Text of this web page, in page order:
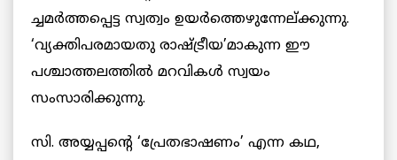
ച്ചമര്‍ത്തപ്പെട്ട സ്വത്വം ഉയര്‍ത്തെഴുന്നേല്ക്കുന്നു.
‘വ്യക്തിപരമായതു രാഷ്ട്രീയ’മാകുന്ന ഈ
പശ്ചാത്തലത്തില്‍ മറവികള്‍ സ്വയം
സംസാരിക്കുന്നു.
സി. അയ്യപ്പന്‍റെ ‘പ്രേതഭാഷണം’ എന്ന കഥ,